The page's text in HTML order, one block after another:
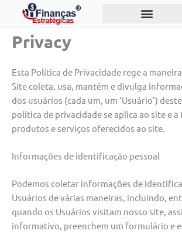
conteúdo
Privacy
Esta Política de Privacidade rege a
Site coleta, usa, mantém e divulga
dos usuários (cada um, um ‘Usuário’) deste
política de privacidade se aplica ao site e a
produtos e serviços oferecidos ao site.
Informações de identificação pessoal
Podemos coletar informações de
Usuários de várias maneiras, incluindo,
quando os Usuários visitam nosso site,
informativo, preenchem um formulário e